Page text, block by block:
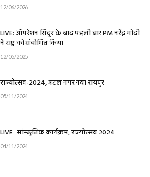
12/06/2026
LIVE: ऑपरेशन सिंदूर के बाद पहली बार PM नरेंद्र मोदी
ने राष्ट्र को संबोधित किया
12/05/2025
राज्योत्सव-2024, अटल नगर नवा रायपुर
05/11/2024
LIVE -सांस्कृतिक कार्यक्रम, राज्योत्सव 2024
04/11/2024